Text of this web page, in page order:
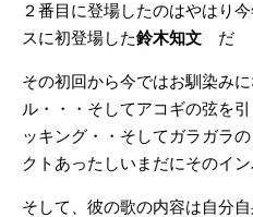
２番目に登場したのはやはり
スに初登場した鈴木知文 だ
その初回から今ではお馴染み
ル・・・そしてアコギの弦を
ッキング・・そしてガラガラ
クトあったしいまだにそのイ
そして、彼の歌の内容は自分